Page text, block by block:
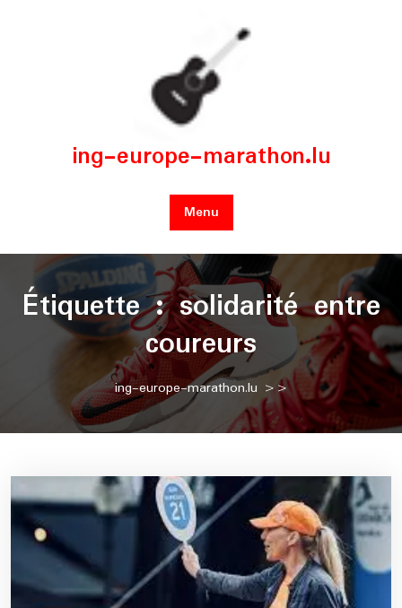
ing-europe-marathon.lu
Menu
Étiquette :solidarité entre
coureurs
ing-europe-marathon.lu >>